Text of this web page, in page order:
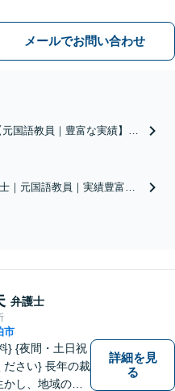
の未払い賃料回収）／刑事事件
選）」のご相談はお任せください
予約で土日・夜間対応可】【大
メールでお問い合わせ
元国語教員｜豊富な実績】
得できるまで真摯に向き合い
士｜元国語教員｜実績豊富】
ストップの解決を！ 迅速か
可】
弁護士
市
} {夜間・土日祝
ださい} 長年の裁
し、地域の皆
詳細を見
る